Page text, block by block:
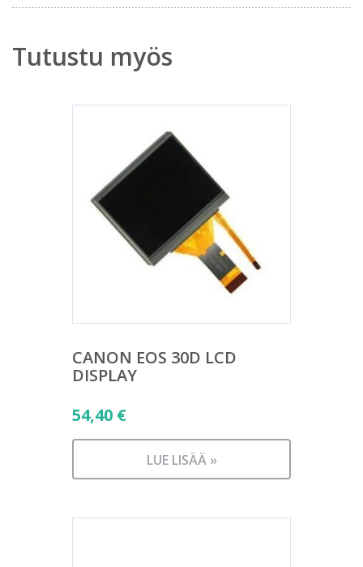
Tutustu myös
CANON EOS 30D LCD
DISPLAY
54,40 €
LUE LISÄÄ »